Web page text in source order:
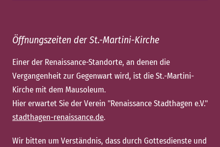
Öffnungszeiten der St.-Martini-Kirche
Einer der Renaissance-Standorte, an denen die
Vergangenheit zur Gegenwart wird, ist die St.-Martini-
Kirche mit dem Mausoleum.
Hier erwartet Sie der Verein "Renaissance Stadthagen e.V."
stadthagen-renaissance.de.
Wir bitten um Verständnis, dass durch Gottesdienste und